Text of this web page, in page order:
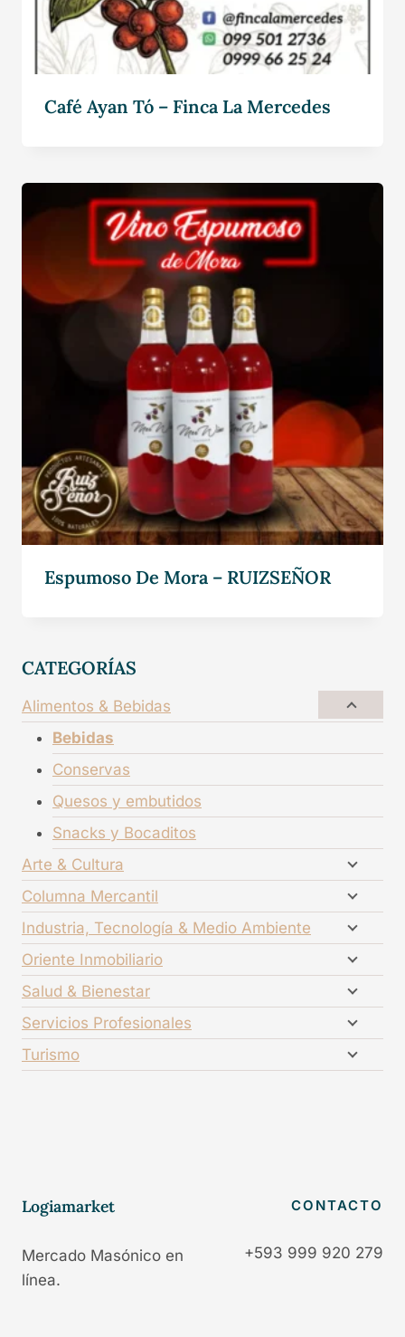
Café Ayan Tó – Finca La Mercedes
Espumoso De Mora – RUIZSEÑOR
CATEGORÍAS
Alimentos & Bebidas
Bebidas
Conservas
Quesos y embutidos
Snacks y Bocaditos
Arte & Cultura
Columna Mercantil
Industria, Tecnología & Medio Ambiente
Oriente Inmobiliario
Salud & Bienestar
Servicios Profesionales
Turismo
Logiamarket
Mercado Masónico en
línea.
CONTACTO
+593 999 920 279